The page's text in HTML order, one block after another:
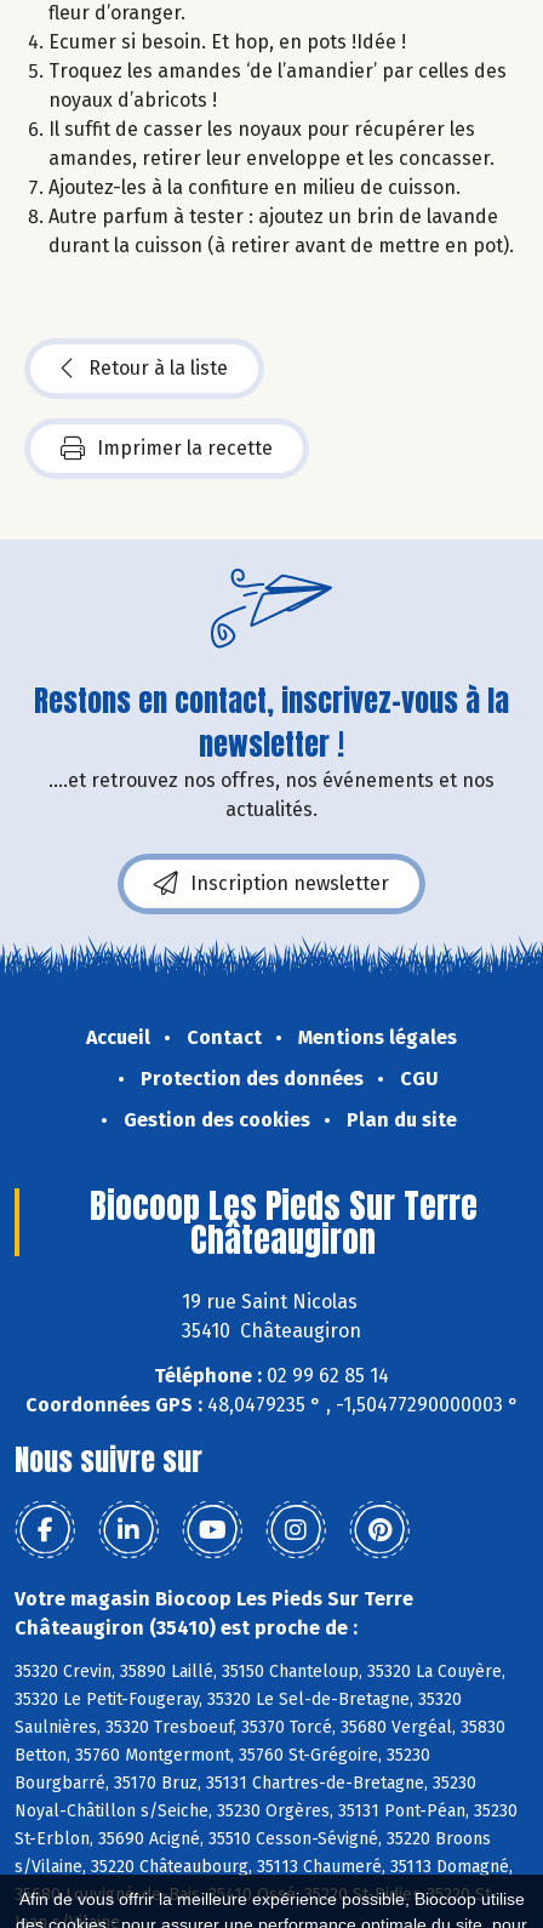
Afin de vous offrir la meilleure expérience possible, Biocoop utilise
fleur d’oranger.
Ecumer si besoin. Et hop, en pots !Idée !
Troquez les amandes ‘de l’amandier’ par celles des
noyaux d’abricots !
Il suffit de casser les noyaux pour récupérer les
amandes, retirer leur enveloppe et les concasser.
Ajoutez-les à la confiture en milieu de cuisson.
Autre parfum à tester : ajoutez un brin de lavande
durant la cuisson (à retirer avant de mettre en pot).
Retour à la liste
Imprimer la recette
Restons en contact, inscrivez-vous à la
newsletter !
....et retrouvez nos offres, nos événements et nos
actualités.
Inscription newsletter
Accueil Contact
Mentions légales
Protection des données
CGU
Gestion des cookies
Plan du site
Biocoop Les Pieds Sur Terre
Châteaugiron
19 rue Saint Nicolas
35410 Châteaugiron
Téléphone : 02 99 62 85 14
Coordonnées GPS :48,0479235 ° , -1,50477290000003 °
Nous suivre sur
Votre magasin Biocoop Les Pieds Sur Terre
Châteaugiron (35410) est proche de :
35320 Crevin, 35890 Laillé, 35150 Chanteloup, 35320 La Couyère,
35320 Le Petit-Fougeray, 35320 Le Sel-de-Bretagne, 35320
Saulnières, 35320 Tresboeuf, 35370 Torcé, 35680 Vergéal, 35830
Betton, 35760 Montgermont, 35760 St-Grégoire, 35230
Bourgbarré, 35170 Bruz, 35131 Chartres-de-Bretagne, 35230
Noyal-Châtillon s/Seiche, 35230 Orgères, 35131 Pont-Péan, 35230
St-Erblon, 35690 Acigné, 35510 Cesson-Sévigné, 35220 Broons
s/Vilaine, 35220 Châteaubourg, 35113 Chaumeré, 35113 Domagné,
35680 Louvigné-de-Bais, 35410 Ossé, 35220 St-Didier, 35220 St-
Jean s/Vilaine